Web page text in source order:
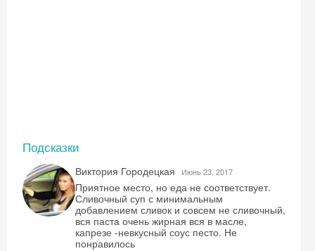
Подсказки
Виктория Городецкая Июнь 23, 2017
Приятное место, но еда не соответствует.
Сливочный суп с минимальным
добавлением сливок и совсем не сливочный,
вся паста очень жирная вся в масле,
капрезе -невкусный соус песто. Не
понравилось